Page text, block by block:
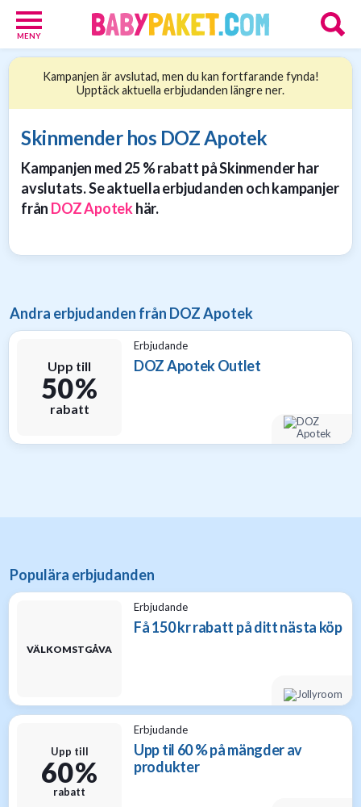
MENY
Kampanjen är avslutad, men du kan fortfarande fynda!
Upptäck aktuella erbjudanden längre ner.
Skinmender hos DOZ Apotek
Kampanjen med 25 % rabatt på Skinmender har
avslutats. Se aktuella erbjudanden och kampanjer
från DOZ Apotekhär.
Andra erbjudanden från DOZ Apotek
Upp till
50 %
rabatt
Erbjudande
DOZ Apotek Outlet
Populära erbjudanden
VÄLKOMSTGÅVA
Erbjudande
Få 150 kr rabatt på ditt nästa köp
Upp till
60 %
rabatt
Erbjudande
Upp til 60 % på mängder av
produkter
Föräldrar
Erbjudanden
Presenttips
15
Personliga
gåvor
Nätbutiker